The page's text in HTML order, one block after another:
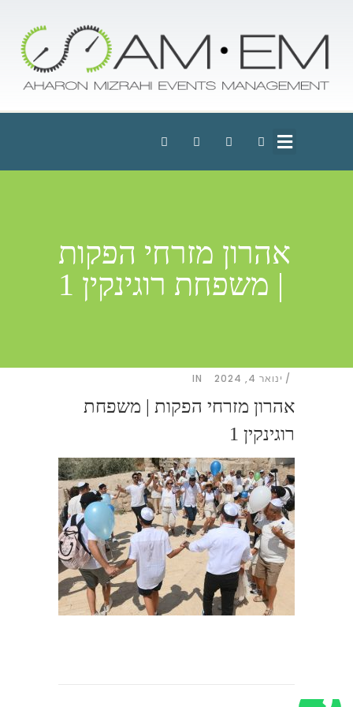
אהרון מזרחי הפקות
| משפחת רוגינקין 1
ינואר 4, 2024 IN
אהרון מזרחי הפקות | משפחת
רוגינקין 1